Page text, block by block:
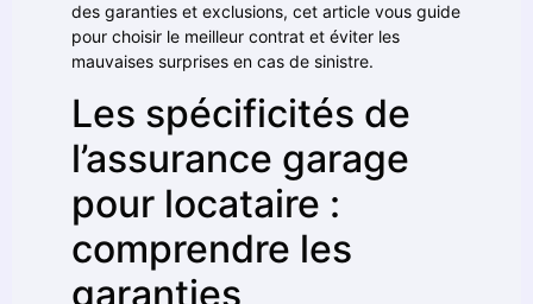
des garanties et exclusions, cet article vous guide
pour choisir le meilleur contrat et éviter les
mauvaises surprises en cas de sinistre.
Les spécificités de
l’assurance garage
pour locataire :
comprendre les
garanties